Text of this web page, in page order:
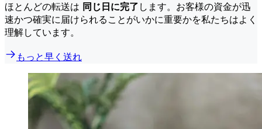
ほとんどの転送は 同じ日に完了 します。お客様の資金が迅
速かつ確実に届けられることがいかに重要かを私たちはよく
理解しています。
もっと早く送れ